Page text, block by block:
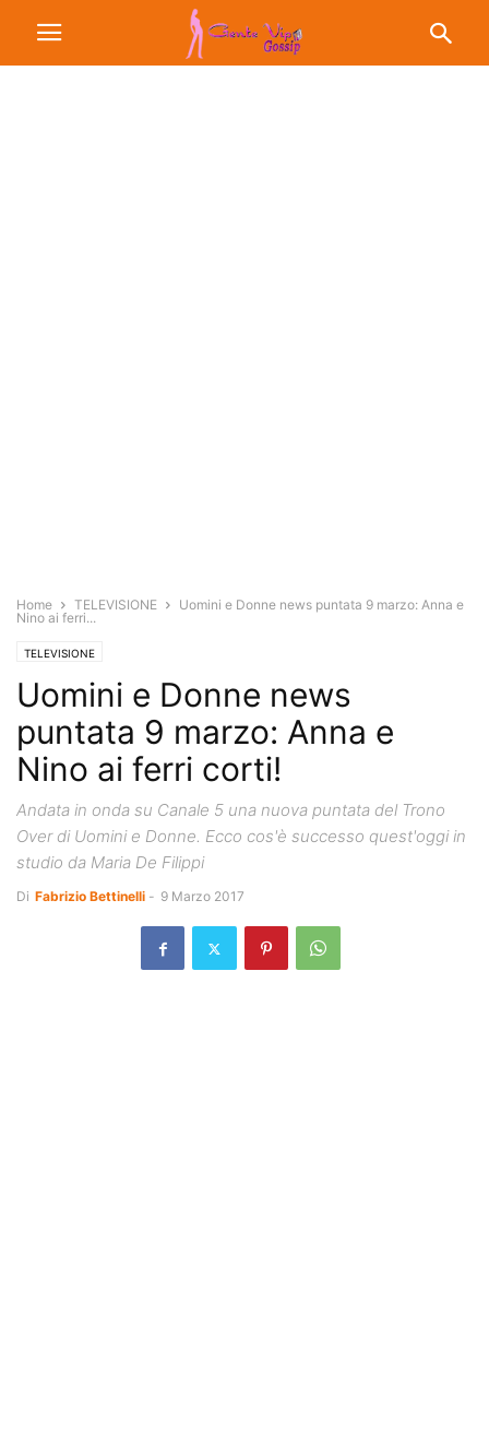
Home TELEVISIONE
Uomini e Donne news puntata 9 marzo: Anna e
Nino ai ferri...
TELEVISIONE
Uomini e Donne news
puntata 9 marzo: Anna e
Nino ai ferri corti!
Andata in onda su Canale 5 una nuova puntata del Trono
Over di Uomini e Donne. Ecco cos'è successo quest'oggi in
studio da Maria De Filippi
Di Fabrizio Bettinelli - 9 Marzo 2017